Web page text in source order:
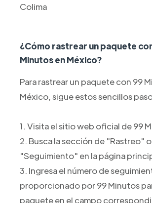
Colima
¿Cómo rastrear un paquete
Minutos en México?
Para rastrear un paquete con 99
México, sigue estos sencillos
1. Visita el sitio web oficial de 99
2. Busca la sección de "Rastreo" o
"Seguimiento" en la página
3. Ingresa el número de
proporcionado por 99 Minutos
paquete en el campo